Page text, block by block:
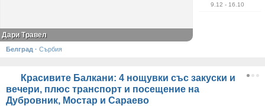
9.12 - 16.10
Дари Травел
Белград · Сърбия
Красивите Балкани: 4 нощувки със закуски и
вечери, плюс транспорт и посещение на
Дубровник, Мостар и Сараево